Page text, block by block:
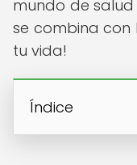
mundo de
se combina
tu vida!
Índice